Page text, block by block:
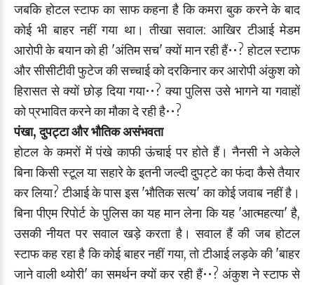
जबकि होटल स्टाफ का साफ कहना है कि कमरा बुक करने के बाद
कोई भी बाहर नहीं गया था। तीखा सवाल: आखिर टीआई मेडम
आरोपी के बयान को ही 'अंतिम सच' क्यों मान रही हैं••? होटल स्टाफ
और सीसीटीवी फुटेज की सच्चाई को दरकिनार कर आरोपी अंकुश को
हिरासत से क्यों छोड़ दिया गया••? क्या पुलिस उसे भागने या गवाहों
को प्रभावित करने का मौका दे रही है••?
पंखा, दुपट्टा और भौतिक असंभवता
होटल के कमरों में पंखे काफी ऊंचाई पर होते हैं। नैनसी ने अकेले
बिना किसी स्टूल या सहारे के इतनी जल्दी दुपट्टे का फंदा कैसे तैयार
कर लिया? टीआई के पास इस 'भौतिक सत्य' का कोई जवाब नहीं है।
बिना पीएम रिपोर्ट के पुलिस का यह मान लेना कि यह 'आत्महत्या' है,
उसकी नीयत पर सवाल खड़े करता है। सवाल हैं की जब होटल
स्टाफ कह रहा है कि कोई बाहर नहीं गया, तो टीआई लड़के की 'बाहर
जाने वाली थ्योरी' का समर्थन क्यों कर रही हैं••? अंकुश ने स्टाफ से